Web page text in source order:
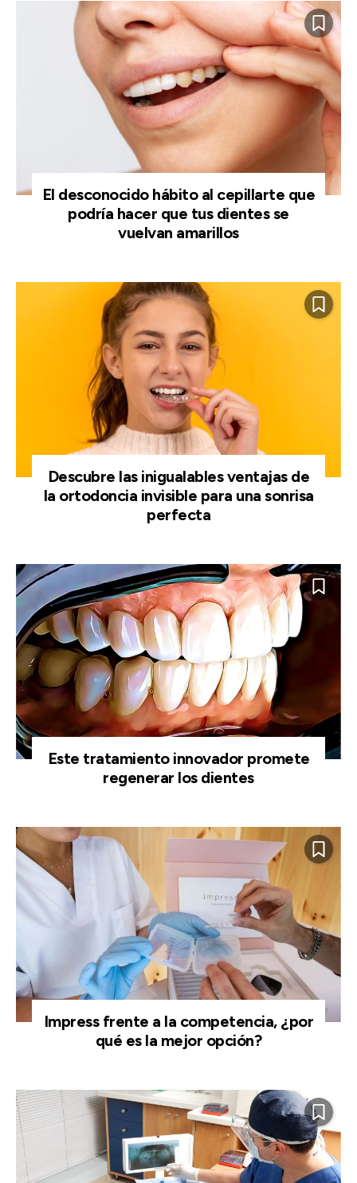
El desconocido hábito al cepillarte que
podría hacer que tus dientes se
vuelvan amarillos
Descubre las inigualables ventajas de
la ortodoncia invisible para una sonrisa
perfecta
Este tratamiento innovador promete
regenerar los dientes
Impress frente a la competencia, ¿por
qué es la mejor opción?